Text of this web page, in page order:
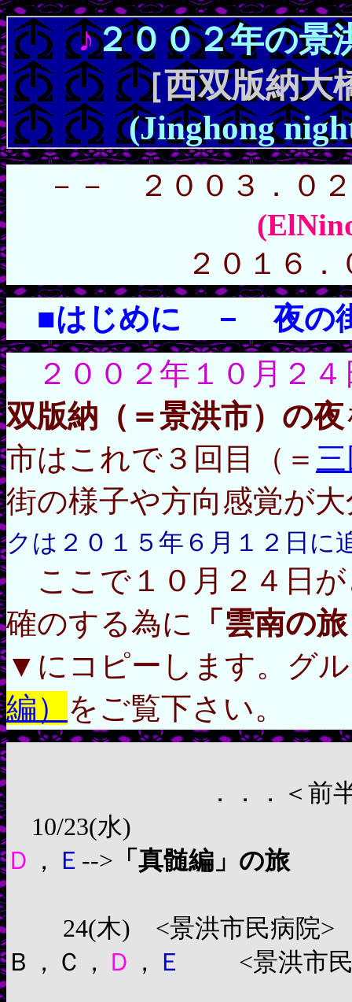
♪２００２年の景
［西双版納大
(Jinghong
－－ ２００３．０
２０１６
■はじめに － 夜の
２００２年１０月２
双版納（＝景洪市）の夜
市はこれで３回目（＝
街の様子や方向感覚が
クは２０１５年６月１２日に
ここで１０月２４日
確のする為に 「雲南の
▼にコピーします。グ
編） をご覧下さい。
．．．＜前半略
10/23(
Ｄ ， Ｅ --> 「真髄編」の旅
24(木) <景洪市民病院>
Ｂ，Ｃ， Ｄ ， Ｅ
<景洪市民